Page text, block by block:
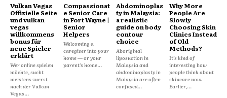
Vulkan Vegas
Offizielle Seite
und vulkan
vegas
willkommens
bonus für
neue Spieler
erklärt
Wer online spielen
möchte, sucht
meistens zuerst
nach der Vulkan
Vegas...
Compassionat
e Senior Care
in Fort Wayne |
Senior
Helpers
Welcoming a
caregiver into your
home — or your
parent's home...
Abdominoplas
ty in Malaysia:
a realistic
guide on body
contour
choice
Aboriginal
liposuction in
Malaysia and
abdominoplasty in
Malaysia are often
confused...
Why More
People Are
Slowly
Choosing Skin
Clinics Instead
of Old
Methods?
It’s kind of
interesting how
people think about
skincare now.
Earlier,...